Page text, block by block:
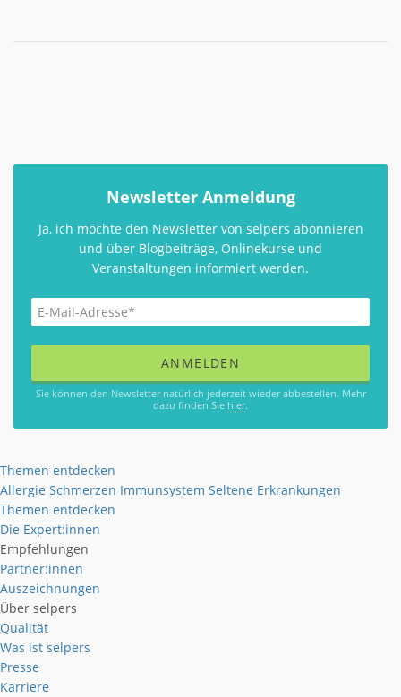
Newsletter Anmeldung
Ja, ich möchte den Newsletter von selpers abonnieren
und über Blogbeiträge, Onlinekurse und
Veranstaltungen informiert werden.
Sie können den Newsletter natürlich jederzeit wieder abbestellen. Mehr
dazu finden Sie hier.
Themen entdecken
Allergie Schmerzen Immunsystem Seltene Erkrankungen
Themen entdecken
Die Expert:innen
Empfehlungen
Partner:innen
Auszeichnungen
Über selpers
Qualität
Was ist selpers
Presse
Karriere